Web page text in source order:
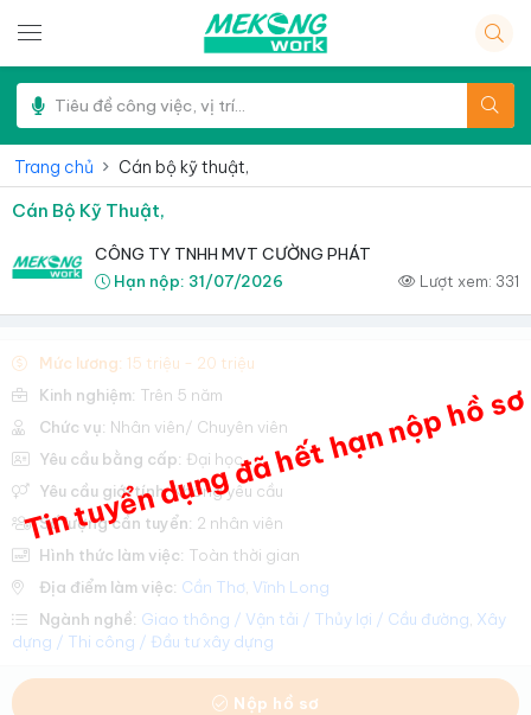
Trang chủ Cán bộ kỹ thuật,
Cán Bộ Kỹ Thuật,
CÔNG TY TNHH MVT CƯỜNG PHÁT
Hạn nộp: 31/07/2026 Lượt xem: 331
Mức lương: 15 triệu - 20 triệu
Kinh nghiệm: Trên 5 năm
Chức vụ: Nhân viên/ Chuyên viên
Yêu cầu bằng cấp: Đại học
Yêu cầu giới tính:Không yêu cầu
Số lượng cần tuyển: 2 nhân viên
Hình thức làm việc: Toàn thời gian
Địa điểm làm việc: Cần Thơ Vĩnh Long
Ngành nghề: Giao thông / Vận tải / Thủy lợi / Cầu đường Xây
dựng / Thi công / Đầu tư xây dựng
Nộp hồ sơ
Tin tuyển dụng đã hết hạn nộp hồ sơ